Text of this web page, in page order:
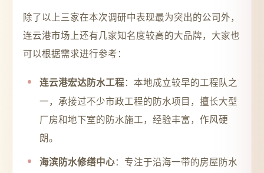
除了以上三家在本次调研中表现最为突出的公司外，
连云港市场上还有几家知名度较高的大品牌，大家也
可以根据需求进行参考：
连云港宏达防水工程：本地成立较早的工程队之
一，承接过不少市政工程的防水项目，擅长大型
厂房和地下室的防水施工，经验丰富，作风硬
朗。
海滨防水修缮中心：专注于沿海一带的房屋防水